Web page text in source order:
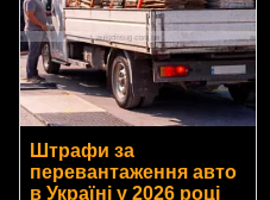
Штрафи за
перевантаження авто
в Україні у 2026 році